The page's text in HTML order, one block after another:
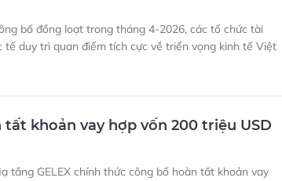
bố đồng loạt trong tháng 4-2026, các tổ chức tài
tế duy trì quan điểm tích cực về triển vọng kinh tế Việt
tất khoản vay hợp vốn 200 triệu USD
tầng GELEX chính thức công bố hoàn tất khoản vay